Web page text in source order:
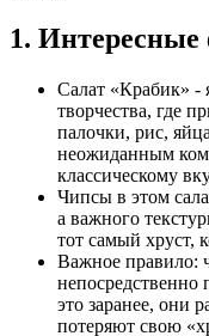
1.
Салат «Крабик» -
творчества, где
палочки, рис,
неожиданным
классическому
Чипсы в этом
а важного
тот самый хруст,
Важное правило:
непосредственно
это заранее, они
потеряют свою